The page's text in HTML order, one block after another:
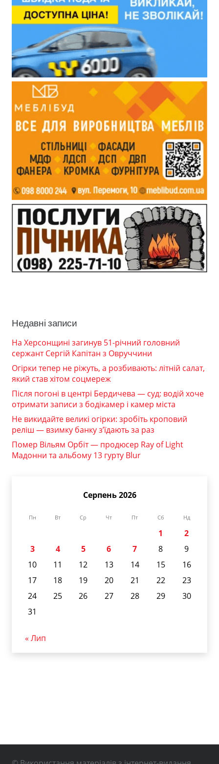
Недавні записи
На Херсонщині загинув 51-річний головний
сержант Сергій Капітан з Овруччини
Огірки тепер не ріжуть, а розбивають: літній салат,
який став хітом соцмереж
Після погоні в центрі Бердичева — суд: водій хоче
отримати записи з бодікамер і камер міста
Не викидайте великі огірки: зробіть кроповий
реліш — взимку банку з’їдають за раз
Помер Вільям Орбіт — продюсер Ray of Light
Мадонни та альбому 13 гурту Blur
Серпень 2026
Пн Вт Ср Чт Пт Сб Нд
1
2
3
4 5 6 7 8
9
10
11 12 13 14 15
16
17
18 19 20 21 22
23
24
25 26 27 28 29
30
31
« Лип